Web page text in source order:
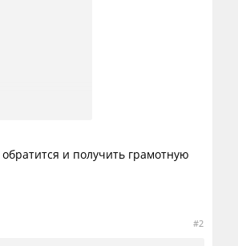
и получить грамотную
#2